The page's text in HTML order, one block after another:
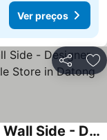
Ver preços
Partilhar
Shicang Yunshu · Ancient City Wall Side - Designer Viewpoint Homestay (Wanhua Temple Store in Datong Ancient City)